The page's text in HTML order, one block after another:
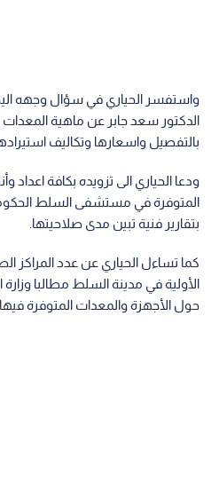
واستفسر الحياري في سؤال وجهه
الدكتور سعد جابر عن ماهية المعدات
بالتفصيل واسعارها وتكاليف
ودعا الحياري الى تزويده بكافة اعداد
المتوفرة في مستشفى السلط
بتقارير فنية تبين مدى صلاحيتها.
كما تساءل الحياري عن عدد المراكز
الأولية في مدينة السلط مطالبا وزارة
حول الأجهزة والمعدات المتوفرة فيها.